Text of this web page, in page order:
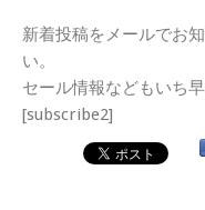
新着投稿をメールでお
い。
セール情報などもいち
[subscribe2]